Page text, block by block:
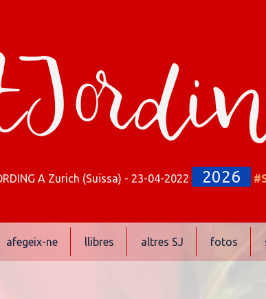
A Zurich (Suïssa) - 23-04-2022 2026
afegeix-ne llibres altres SJ fotos